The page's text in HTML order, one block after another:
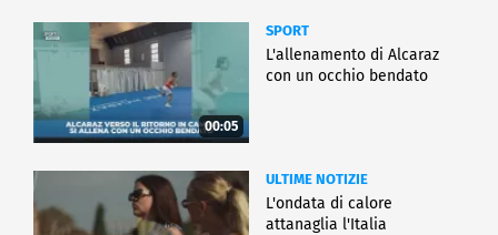
00:05
SPORT
L'allenamento di Alcaraz
con un occhio bendato
ULTIME NOTIZIE
L'ondata di calore
attanaglia l'Italia